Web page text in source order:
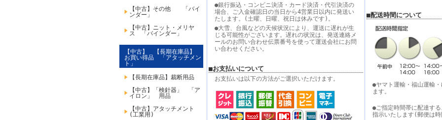
【中古】その他 「バイ
ンダー」
【中古】ニット・メリヤ
ス 「バインダー」
【中古】 【長期在庫品】
お買い得品 「アタッチメン
ト」
【長期在庫品】裁断用品
【中古】「検針器」 「ア
イロン」 用品
【中古】アタッチメント
(工業用)
●銀行振込・コンビニ決済・カード決済・代引決済の
場合、ご入金確認日の当日から4営業日以内に発送い
たします。(土曜、日曜、祝日は休みです)。
●大雪、台風などの天候状況により、運送に遅れが生
じる可能性がございます。遅れの状況は、発送連絡メ
ールのお問い合わせ伝票番号を使って運送会社にお問
い合わせください。
■お支払いについて
お支払いは以下の方法がご選択いただけます。
■配送時間について
●ヤマト運輸・福山運輸
ます。
●ご指定時間帯に配達す
指示いたします(郵便は